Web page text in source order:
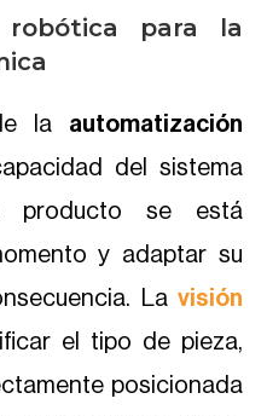
para la
la automatización
del sistema
producto se está
y adaptar su
Lavisión
el tipo de pieza,
posicionada